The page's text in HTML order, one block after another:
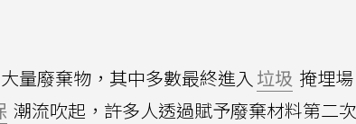
量廢棄物，其中多數最終進入 垃圾 掩埋
潮流吹起，許多人透過賦予廢棄材料第二